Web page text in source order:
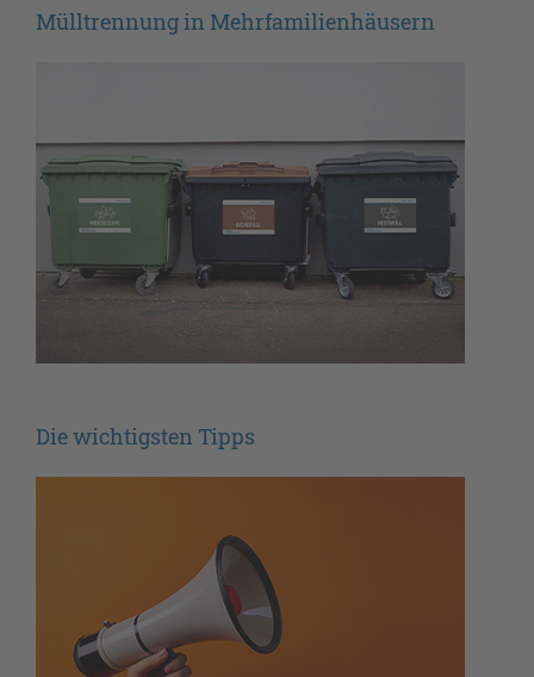
Mülltrennung in Mehrfamilienhäusern
Die wichtigsten Tipps